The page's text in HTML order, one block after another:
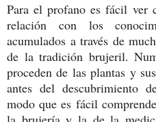
Para el profano es fácil ver
relación con los
acumulados a través de
de la tradición brujeril.
proceden de las plantas y
antes del descubrimiento
modo que es fácil